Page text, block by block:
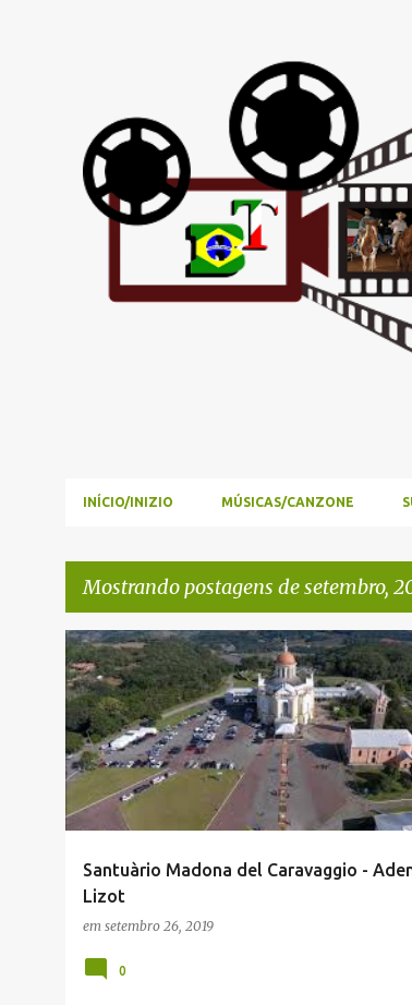
INÍCIO/INIZIO MÚSICAS/CANZONE
Mostrando postagens de setembro,
P
o
s
t
a
g
Santuàrio Madona del Caravaggio -
Lizot
em setembro 26, 2019
ADEMAR LIZOT ENVIADAS POR LEITORES TALIAN
0